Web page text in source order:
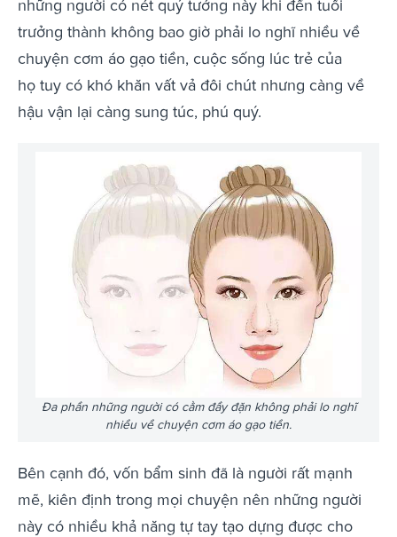
những người có nét quý tướng này khi đến tuổi
trưởng thành không bao giờ phải lo nghĩ nhiều về
chuyện cơm áo gạo tiền, cuộc sống lúc trẻ của
họ tuy có khó khăn vất vả đôi chút nhưng càng về
hậu vận lại càng sung túc, phú quý.
Đa phần những người có cằm đầy đặn không phải lo nghĩ
nhiều về chuyện cơm áo gạo tiền.
Bên cạnh đó, vốn bẩm sinh đã là người rất mạnh
mẽ, kiên định trong mọi chuyện nên những người
này có nhiều khả năng tự tay tạo dựng được cho